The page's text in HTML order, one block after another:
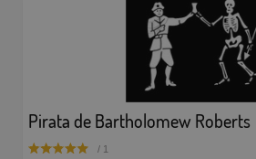
Pirata de Bartholomew Roberts
/ 1